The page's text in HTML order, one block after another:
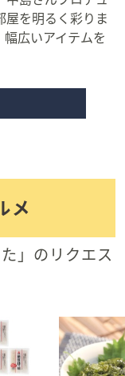
屋を明るく彩りま
広いアイテムを
メ
」のリクエス